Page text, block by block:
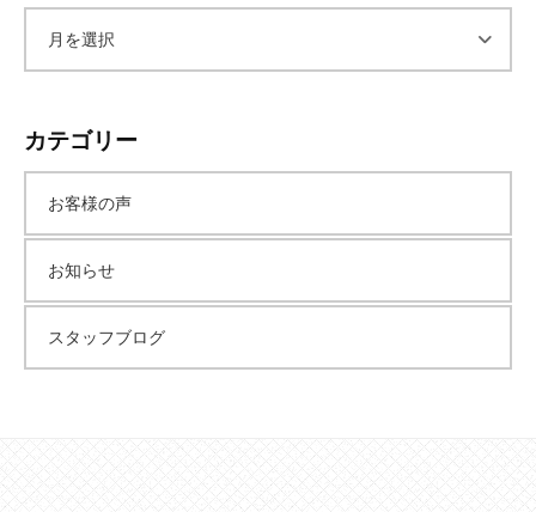
カ
イ
ブ
カテゴリー
お客様の声
お知らせ
スタッフブログ